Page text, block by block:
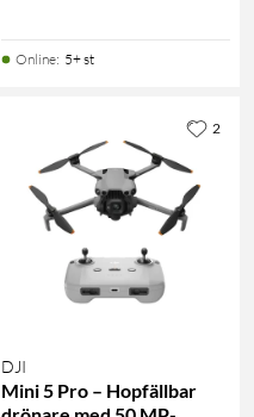
Online: 5+ st
DJI
Mini 5 Pro – Hopfällbar
2